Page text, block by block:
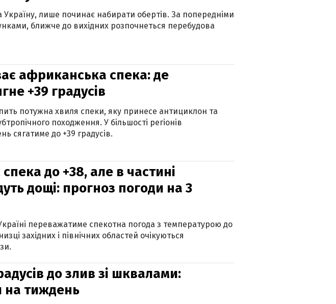
лише починає набирати обертів. За попередніми
ближче до вихідних розпочнеться перебудова
африканська спека: де
+39 градусів
потужна хвиля спеки, яку принесе антициклон та
походження. У більшості регіонів
сягатиме до +39 градусів.
до +38, але в частині
дощі: прогноз погоди на 3
переважатиме спекотна погода з температурою до
західних і північних областей очікуються
до злив зі шквалами:
на тиждень